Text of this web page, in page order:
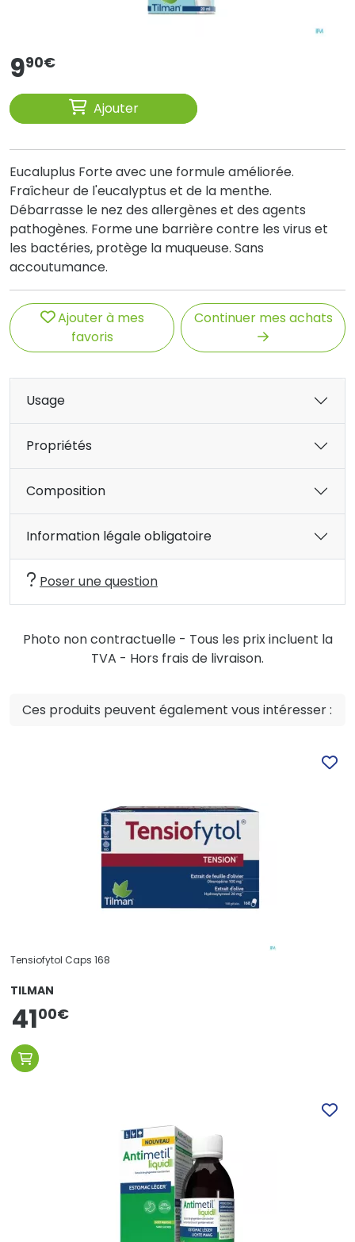
990€
Ajouter
Eucaluplus Forte avec une formule améliorée.
Fraîcheur de l'eucalyptus et de la menthe.
Débarrasse le nez des allergènes et des agents
pathogènes. Forme une barrière contre les virus et
les bactéries, protège la muqueuse. Sans
accoutumance.
Ajouter à mes
favoris
Continuer mes achats
Usage
Propriétés
Composition
Information légale obligatoire
Poser une question
Photo non contractuelle - Tous les prix incluent la
TVA - Hors frais de livraison.
Ces produits peuvent également vous intéresser :
Tensiofytol Caps 168
TILMAN
4100€